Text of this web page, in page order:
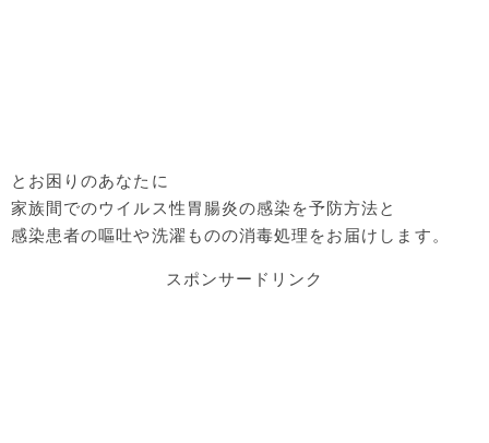
とお困りのあなたに
家族間でのウイルス性胃腸炎の感染を予防方法と
感染患者の嘔吐や洗濯ものの消毒処理をお届けします。
スポンサードリンク